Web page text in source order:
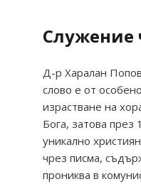
Служение
Д-р Харалан
слово е от
израстване на
Бога, затова през
уникално
чрез писма,
прониква в